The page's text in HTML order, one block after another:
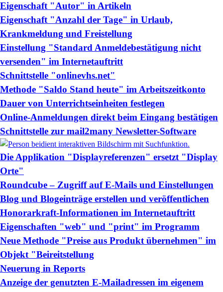
Eigenschaft "Autor" in Artikeln
Eigenschaft "Anzahl der Tage" in Urlaub,
Krankmeldung und Freistellung
Einstellung "Standard Anmeldebestätigung nicht
versenden" im Internetauftritt
Schnittstelle "onlinevhs.net"
Methode "Saldo Stand heute" im Arbeitszeitkonto
Dauer von Unterrichtseinheiten festlegen
Online-Anmeldungen direkt beim Eingang bestätigen
Schnittstelle zur mail2many Newsletter-Software
Die Applikation "Displayreferenzen" ersetzt "Display
Orte"
Roundcube – Zugriff auf E-Mails und Einstellungen
Blog und Blogeinträge erstellen und veröffentlichen
Honorarkraft-Informationen im Internetauftritt
Eigenschaften "web" und "print" im Programm
Neue Methode "Preise aus Produkt übernehmen" im
Objekt "Beireitstellung
Neuerung in Reports
Anzeige der genutzten E-Mailadressen im eigenem